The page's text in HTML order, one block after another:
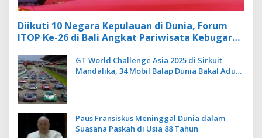
Diikuti 10 Negara Kepulauan di Dunia, Forum
ITOP Ke-26 di Bali Angkat Pariwisata Kebugaran
GT World Challenge Asia 2025 di Sirkuit
Mandalika, 34 Mobil Balap Dunia Bakal Adu
Paus Fransiskus Meninggal Dunia dalam
Suasana Paskah di Usia 88 Tahun